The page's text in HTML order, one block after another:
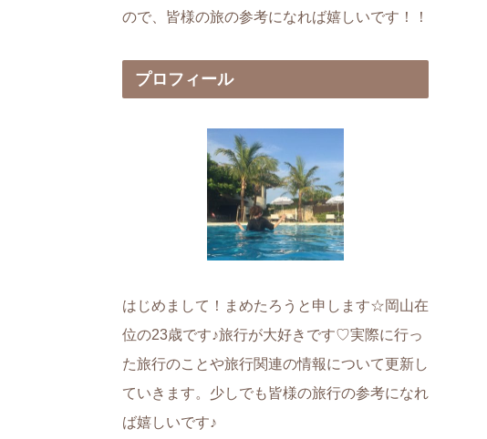
ので、皆様の旅の参考になれば嬉しいです！！
プロフィール
はじめまして！まめたろうと申します☆岡山在
位の23歳です♪旅行が大好きです♡実際に行っ
た旅行のことや旅行関連の情報について更新し
ていきます。少しでも皆様の旅行の参考になれ
ば嬉しいです♪